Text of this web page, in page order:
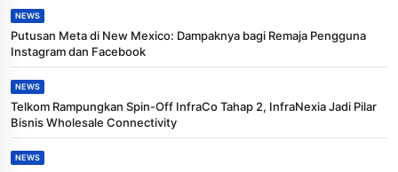
NEWS
Putusan Meta di New Mexico: Dampaknya bagi Remaja Pengguna
Instagram dan Facebook
NEWS
Telkom Rampungkan Spin-Off InfraCo Tahap 2, InfraNexia Jadi Pilar
Bisnis Wholesale Connectivity
NEWS